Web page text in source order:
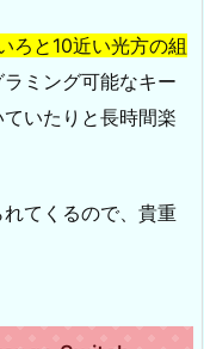
ろと10近い光方の組
ミング可能なキー
いたりと長時間楽
てくるので、貴重